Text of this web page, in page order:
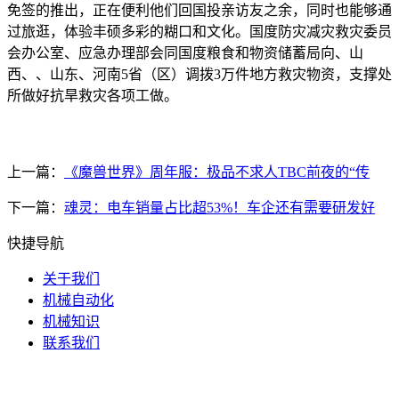
免签的推出，正在便利他们回国投亲访友之余，同时也能够通
过旅逛，体验丰硕多彩的糊口和文化。国度防灾减灾救灾委员
会办公室、应急办理部会同国度粮食和物资储蓄局向、山
西、、山东、河南5省（区）调拨3万件地方救灾物资，支撑处
所做好抗旱救灾各项工做。
上一篇： 《魔兽世界》周年服：极品不求人TBC前夜的“传
下一篇： 魂灵：电车销量占比超53%！车企还有需要研发好
快捷导航
关于我们
机械自动化
机械知识
联系我们